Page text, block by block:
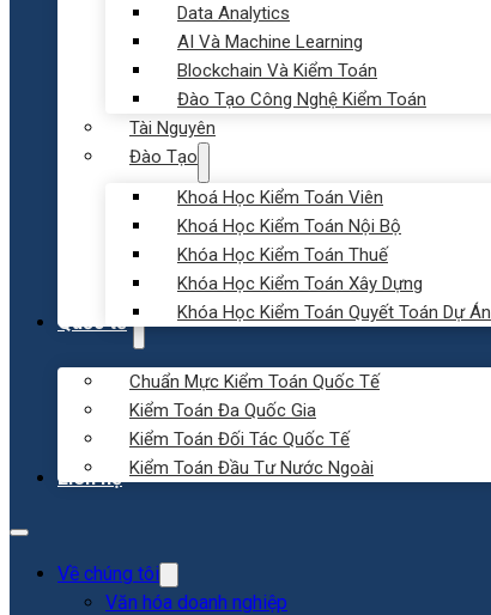
Data Analytics
AI Và Machine Learning
Blockchain Và Kiểm Toán
Đào Tạo Công Nghệ Kiểm Toán
Tài Nguyên
Đào Tạo
Khoá Học Kiểm Toán Viên
Khoá Học Kiểm Toán Nội Bộ
Khóa Học Kiểm Toán Thuế
Khóa Học Kiểm Toán Xây Dựng
Khóa Học Kiểm Toán Quyết Toán Dự Án
Quốc tế
Chuẩn Mực Kiểm Toán Quốc Tế
Kiểm Toán Đa Quốc Gia
Kiểm Toán Đối Tác Quốc Tế
Kiểm Toán Đầu Tư Nước Ngoài
Liên hệ
Về chúng tôi
Văn hóa doanh nghiệp